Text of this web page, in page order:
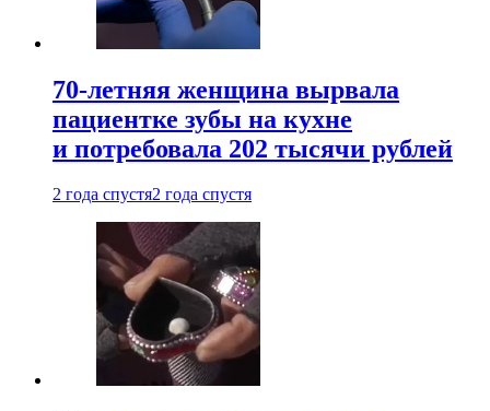
70-летняя женщина вырвала
пациентке зубы на кухне
и потребовала 202 тысячи рублей
2 года спустя2 года спустя